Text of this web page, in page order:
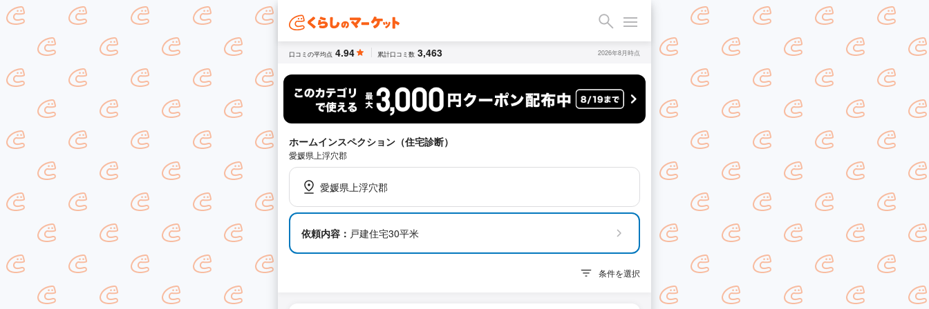
口コミの平均点 4.94 累計口コミ数 3,463 2026年8月時点
ホームインスペクション（住宅診断）
愛媛県上浮穴郡
愛媛県上浮穴郡
依頼内容： 戸建住宅30平米
条件を選択